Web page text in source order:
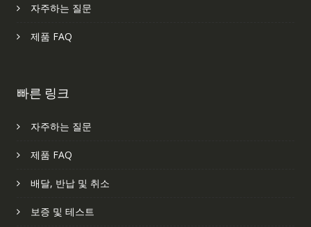
자주하는 질문
제품 FAQ
빠른 링크
자주하는 질문
제품 FAQ
배달, 반납 및 취소
보증 및 테스트